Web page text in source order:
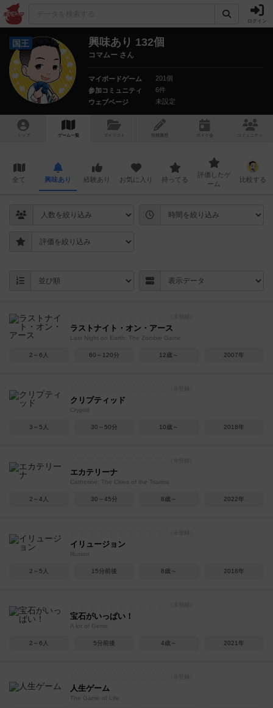
ログイン
国王 興味あり 132個
コマムー さん
マイボードゲーム
201個
参加コミュニティ
6件
ウェブページ
未設定
トップ ゲーム一覧 マイリスト 投稿履歴 ボ ドゲ コミュニティ
全て 興味あり 経験あり お気に入り 持ってる
評価したゲ
ーム
比較する
ラストナイト・オン・アース
Last Night on Earth: The Zombie Game
2～6人 60～120分 12歳～ 2007年
クリプティッド
Cryptid
3～5人 30～50分 10歳～ 2018年
エカテリーナ
Catherine: The Cities of the Tsarina
2～4人 30～45分 8歳～ 2022年
イリュージョン
Illusion
2～5人 15分前後 8歳～ 2018年
宝石がいっぱい！
A lot of Gems
2～6人 5分前後 4歳～ 2021年
人生ゲーム
The Game of Life